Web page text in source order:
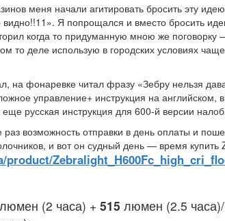
меня начали агитировать бросить эту
Я попрощался и вместо бросить
когда то придуманную мною же поговорку
то деле использую в городских условиях
фонаревке читал фразу «Зебру нельзя
управление+ инструкция на
русская инструкция для 600-й версии
возможность отправки в день оплаты и
и вот он судный день — время
люмен (2 часа) + 515 люмен (2.5 часа)/